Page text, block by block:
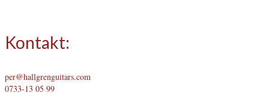
Kontakt:
per@hallgrenguitars.com
0733-13 05 99